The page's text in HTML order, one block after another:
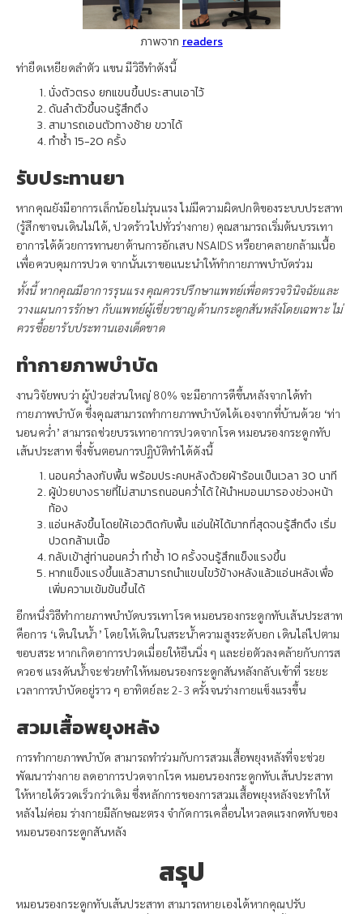
ภาพจาก readers
ท่ายืดเหยียดลำตัว แขน มีวิธีทำดังนี้
นั่งตัวตรง ยกแขนขึ้นประสานเอาไว้
ดันลำตัวขึ้นจนรู้สึกตึง
สามารถเอนตัวทางซ้าย ขวาได้
ทำซ้ำ 15-20 ครั้ง
รับประทานยา
หากคุณยังมีอาการเล็กน้อยไม่รุนแรง ไม่มีความผิดปกติของระบบประสาท
(รู้สึกชาจนเดินไม่ได้, ปวดร้าวไปทั่วร่างกาย) คุณสามารถเริ่มต้นบรรเทา
อาการได้ด้วยการทานยาต้านการอักเสบ NSAIDS หรือยาคลายกล้ามเนื้อ
เพื่อควบคุมการปวด จากนั้นเราขอแนะนำให้ทำกายภาพบำบัดร่วม
ทั้งนี้ หากคุณมีอาการรุนแรง คุณควรปรึกษาแพทย์เพื่อตรวจวินิจฉัยและ
วางแผนการรักษา กับแพทย์ผู้เชี่ยวชาญด้านกระดูกสันหลังโดยเฉพาะ ไม่
ควรซื้อยารับประทานเองเด็ดขาด
ทำกายภาพบำบัด
งานวิจัยพบว่า ผู้ป่วยส่วนใหญ่ 80% จะมีอาการดีขึ้นหลังจากได้ทำ
กายภาพบำบัด ซึ่งคุณสามารถทำกายภาพบำบัดได้เองจากที่บ้านด้วย ‘ท่า
นอนคว่ำ’ สามารถช่วยบรรเทาอาการปวดจากโรค หมอนรองกระดูกทับ
เส้นประสาท ซึ่งขั้นตอนการปฏิบัติทำได้ดังนี้
นอนคว่ำลงกับพื้น พร้อมประคบหลังด้วยผ้าร้อนเป็นเวลา 30 นาที
ผู้ป่วยบางรายที่ไม่สามารถนอนคว่ำได้ ให้นำหมอนมารองช่วงหน้า
ท้อง
แอ่นหลังขึ้นโดยให้เอวติดกับพื้น แอ่นให้ได้มากที่สุดจนรู้สึกตึง เริ่ม
ปวดกล้ามเนื้อ
กลับเข้าสู่ท่านอนคว่ำ ทำซ้ำ 10 ครั้งจนรู้สึกแข็งแรงขึ้น
หากแข็งแรงขึ้นแล้วสามารถนำแขนไขว้ข้างหลังแล้วแอ่นหลังเพื่อ
เพิ่มความเข้มข้นขึ้นได้
อีกหนึ่งวิธีทำกายภาพบำบัดบรรเทาโรค หมอนรองกระดูกทับเส้นประสาท
คือการ ‘เดินในน้ำ’ โดยให้เดินในสระน้ำความสูงระดับอก เดินไล่ไปตาม
ขอบสระ หากเกิดอาการปวดเมื่อยให้ยืนนิ่ง ๆ และย่อตัวลงคล้ายกับการส
ควอช แรงดันน้ำจะช่วยทำให้หมอนรองกระดูกสันหลังกลับเข้าที่ ระยะ
เวลาการบำบัดอยู่ราว ๆ อาทิตย์ละ 2-3 ครั้งจนร่างกายแข็งแรงขึ้น
สวมเสื้อพยุงหลัง
การทำกายภาพบำบัด สามารถทำร่วมกับการสวมเสื้อพยุงหลังที่จะช่วย
พัฒนาร่างกาย ลดอาการปวดจากโรค หมอนรองกระดูกทับเส้นประสาท
ให้หายได้รวดเร็วกว่าเดิม ซึ่งหลักการของการสวมเสื้อพยุงหลังจะทำให้
หลังไม่ค่อม ร่างกายมีลักษณะตรง จำกัดการเคลื่อนไหวลดแรงกดทับของ
หมอนรองกระดูกสันหลัง
สรุป
หมอนรองกระดูกทับเส้นประสาท สามารถหายเองได้หากคุณปรับ